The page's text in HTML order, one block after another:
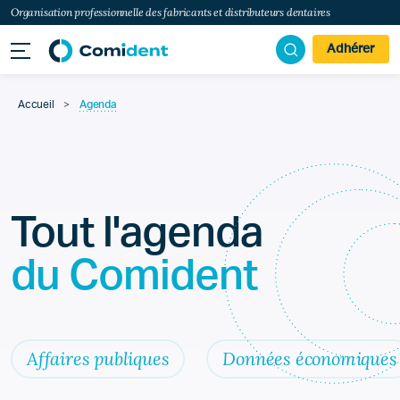
Organisation professionnelle des fabricants et distributeurs dentaires
Adhérer
Accueil > Agenda
Tout l'agenda
du Comident
Affaires publiques Données économiques